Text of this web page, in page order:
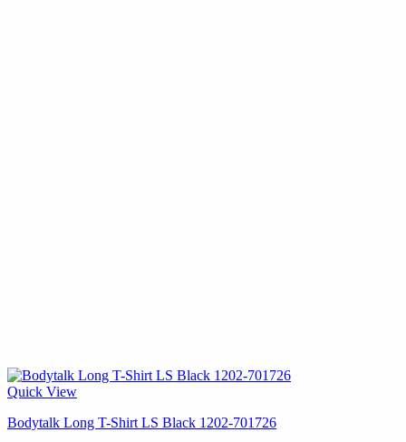
Quick View
Bodytalk Long T-Shirt LS Black 1202-701726